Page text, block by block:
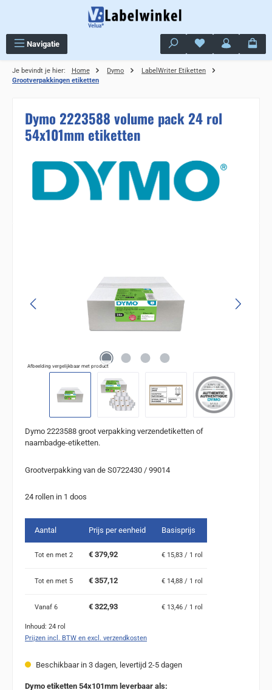
Navigatie Je hebt 0 items op
Je bevindt je hier: Home Dymo
LabelWriter Etiketten
Grootverpakkingen etiketten
Dymo 2223588 volume pack 24 rol
54x101mm etiketten
Afbeelding vergelijkbaar met product
Dymo 2223588 groot verpakking verzendetiketten of
naambadge-etiketten.
Grootverpakking van de S0722430 / 99014
24 rollen in 1 doos
Aantal Prijs per eenheid Basisprijs
Tot en met 2 € 379,92 € 15,83 / 1 rol
Tot en met 5 € 357,12 € 14,88 / 1 rol
Vanaf 6 € 322,93 € 13,46 / 1 rol
Inhoud: 24 rol
Prijzen incl. BTW en excl. verzendkosten
Beschikbaar in 3 dagen, levertijd 2-5 dagen
Dymo etiketten 54x101mm leverbaar als: